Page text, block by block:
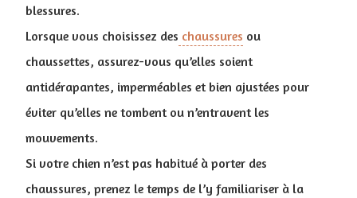
blessures.
Lorsque vous choisissez des chaussures ou
chaussettes, assurez-vous qu’elles soient
antidérapantes, imperméables et bien ajustées pour
éviter qu’elles ne tombent ou n’entravent les
mouvements.
Si votre chien n’est pas habitué à porter des
chaussures, prenez le temps de l’y familiariser à la